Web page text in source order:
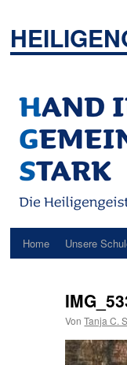
springen
Home Unsere
Von Tanja C.